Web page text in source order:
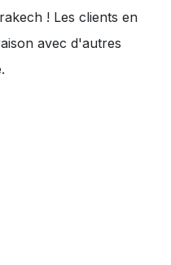
! Les clients en
avec d'autres